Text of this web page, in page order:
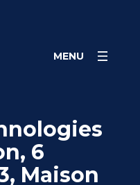
MENU
6
Maison